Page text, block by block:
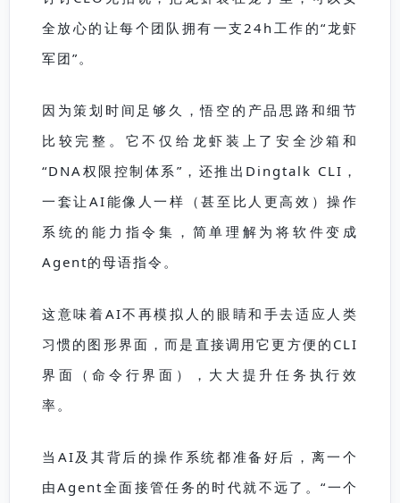
全放心的让每个团队拥有一支24h工作的“龙虾
军团”。
因为策划时间足够久，悟空的产品思路和细节
比较完整。它不仅给龙虾装上了安全沙箱和
“DNA权限控制体系”，还推出Dingtalk CLI，
一套让AI能像人一样（甚至比人更高效）操作
系统的能力指令集，简单理解为将软件变成
Agent的母语指令。
这意味着AI不再模拟人的眼睛和手去适应人类
习惯的图形界面，而是直接调用它更方便的CLI
界面（命令行界面），大大提升任务执行效
率。
当AI及其背后的操作系统都准备好后，离一个
由Agent全面接管任务的时代就不远了。“一个